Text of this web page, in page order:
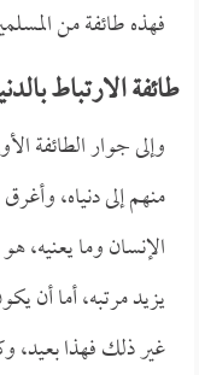
فهذه طائفة من
طائفة الارتباط
وإلى جوار الطائفة
منهم إلى دنياه،
الإنسان وما يعنيه،
يزيد مرتبه، أما أن
غير ذلك فهذا بعيد،